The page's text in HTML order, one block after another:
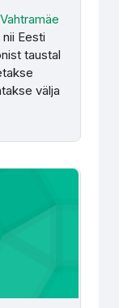
Eesti
taustal
välja